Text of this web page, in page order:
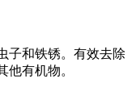
子和铁锈。有效去除
有机物。